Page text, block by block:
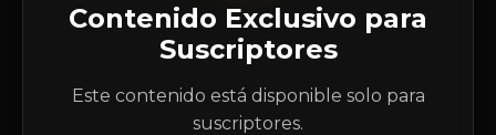
Contenido Exclusivo para
Suscriptores
Este contenido está disponible solo para
suscriptores.